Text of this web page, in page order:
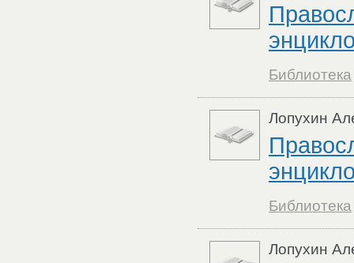
Библиотека
Лопухин
Библиотека
Лопухин